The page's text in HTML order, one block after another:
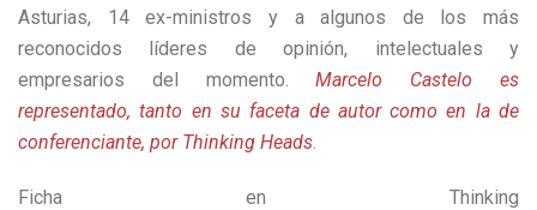
Asturias, 14 ex-ministros y a algunos de los más
reconocidos líderes de opinión, intelectuales y
empresarios del momento.Marcelo Castelo es
representado, tanto en su faceta de autor como en la de
conferenciante, por Thinking Heads.
Ficha en Thinking